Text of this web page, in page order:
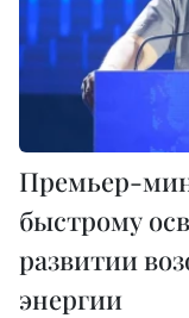
Премьер-
быстрому
развитии
энергии